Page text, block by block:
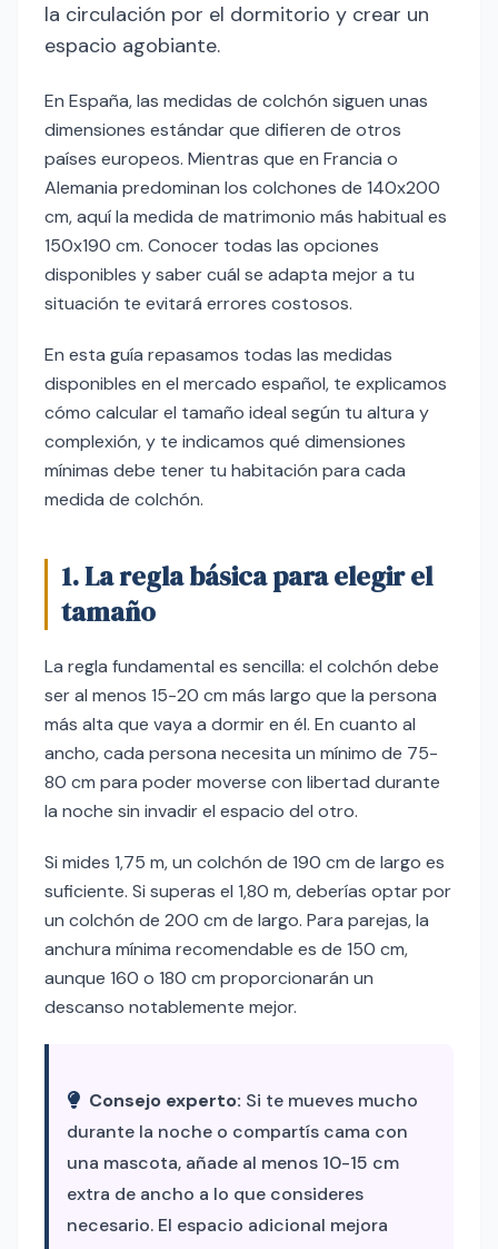
la circulación por el dormitorio y crear un
espacio agobiante.
En España, las medidas de colchón siguen unas
dimensiones estándar que difieren de otros
países europeos. Mientras que en Francia o
Alemania predominan los colchones de 140x200
cm, aquí la medida de matrimonio más habitual es
150x190 cm. Conocer todas las opciones
disponibles y saber cuál se adapta mejor a tu
situación te evitará errores costosos.
En esta guía repasamos todas las medidas
disponibles en el mercado español, te explicamos
cómo calcular el tamaño ideal según tu altura y
complexión, y te indicamos qué dimensiones
mínimas debe tener tu habitación para cada
medida de colchón.
1. La regla básica para elegir el
tamaño
La regla fundamental es sencilla: el colchón debe
ser al menos 15-20 cm más largo que la persona
más alta que vaya a dormir en él. En cuanto al
ancho, cada persona necesita un mínimo de 75-
80 cm para poder moverse con libertad durante
la noche sin invadir el espacio del otro.
Si mides 1,75 m, un colchón de 190 cm de largo es
suficiente. Si superas el 1,80 m, deberías optar por
un colchón de 200 cm de largo. Para parejas, la
anchura mínima recomendable es de 150 cm,
aunque 160 o 180 cm proporcionarán un
descanso notablemente mejor.
Consejo experto: Si te mueves mucho
durante la noche o compartís cama con
una mascota, añade al menos 10-15 cm
extra de ancho a lo que consideres
necesario. El espacio adicional mejora